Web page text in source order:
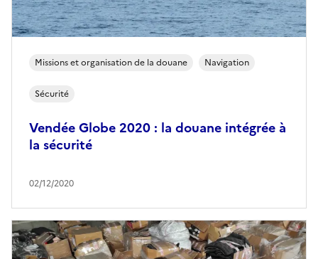
Missions et organisation de la douane Navigation
Sécurité
02/12/2020
Vendée Globe 2020 : la douane intégrée à
la sécurité